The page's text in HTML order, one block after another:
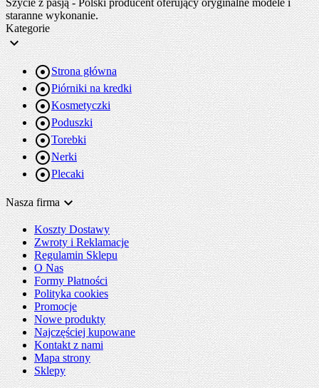
Szycie z pasją - Polski producent oferujący oryginalne modele i
staranne wykonanie.
Kategorie

Strona główna
Piórniki na kredki
Kosmetyczki
Poduszki
Torebki
Nerki
Plecaki
Nasza firma
Koszty Dostawy
Zwroty i Reklamacje
Regulamin Sklepu
O Nas
Formy Płatności
Polityka cookies
Promocje
Nowe produkty
Najczęściej kupowane
Kontakt z nami
Mapa strony
Sklepy